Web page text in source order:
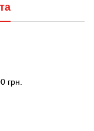
грн.